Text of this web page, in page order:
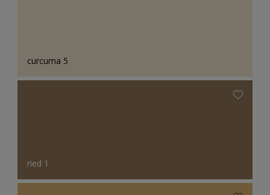
curcuma 5
ried 1